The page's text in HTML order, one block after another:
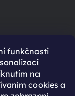
funkčnosti
na
cookies a